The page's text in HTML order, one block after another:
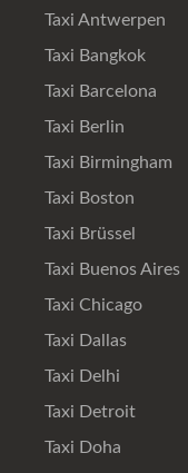
Taxi Antwerpen
Taxi Bangkok
Taxi Barcelona
Taxi Berlin
Taxi Birmingham
Taxi Boston
Taxi Brüssel
Taxi Buenos Aires
Taxi Chicago
Taxi Dallas
Taxi Delhi
Taxi Detroit
Taxi Doha